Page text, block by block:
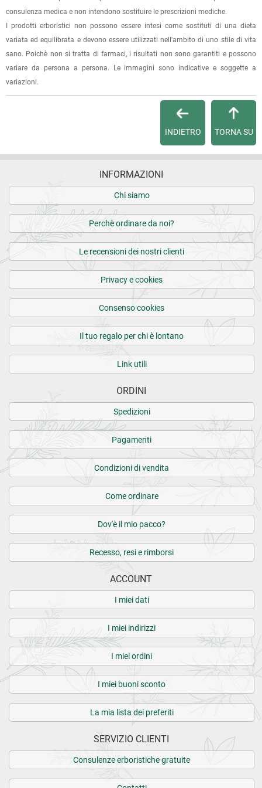
(selezionando l'apposita casella del modulo d'ordine e
specificando l'indirizzo di fatturazione).
Dalla tua Area Clientepotrai verificare lo stato di lavorazione
dell'ordine e lo stato della spedizione.
Condizioni di vendita
consulenza medica e non intendono sostituire le prescrizioni mediche.
I prodotti erboristici non possono essere intesi come sostituti di una dieta
variata ed equilibrata e devono essere utilizzati nell'ambito di uno stile di vita
sano. Poichè non si tratta di farmaci, i risultati non sono garantiti e possono
variare da persona a persona. Le immagini sono indicative e soggette a
variazioni.
TORNA SU
INDIETRO
INFORMAZIONI
Chi siamo
Perchè ordinare da noi?
Le recensioni dei nostri clienti
Privacy e cookies
Consenso cookies
Il tuo regalo per chi è lontano
Link utili
ORDINI
Spedizioni
Pagamenti
Condizioni di vendita
Come ordinare
Dov'è il mio pacco?
Recesso, resi e rimborsi
ACCOUNT
I miei dati
I miei indirizzi
I miei ordini
I miei buoni sconto
La mia lista dei preferiti
SERVIZIO CLIENTI
Consulenze erboristiche gratuite